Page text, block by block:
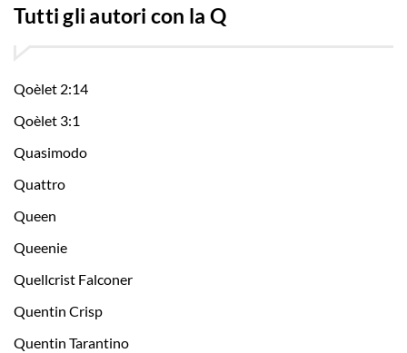
Tutti gli autori con la Q
Qoèlet 2:14
Qoèlet 3:1
Quasimodo
Quattro
Queen
Queenie
Quellcrist Falconer
Quentin Crisp
Quentin Tarantino